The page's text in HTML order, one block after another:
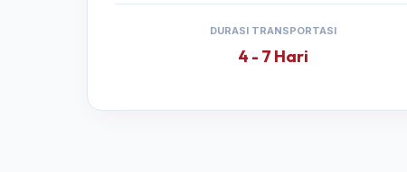
DURASI TRANSPORTASI
4 - 7 Hari